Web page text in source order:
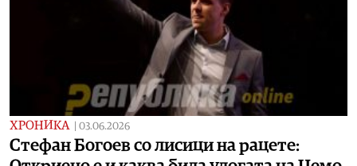
ХРОНИКА 03.06.2026
Стефан Богоев со лисици на рацете: